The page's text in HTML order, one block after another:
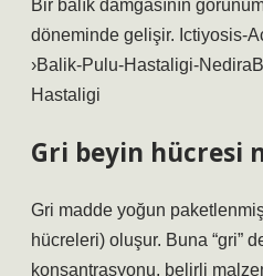
Bir balık damgasının
döneminde gelişir. Ictiyosis-
›Balik-Pulu-Hastaligi-
Hastaligi
Gri beyin hücresi
Gri madde yoğun
hücreleri) oluşur. Buna “gri”
konsantrasyonu, belirli